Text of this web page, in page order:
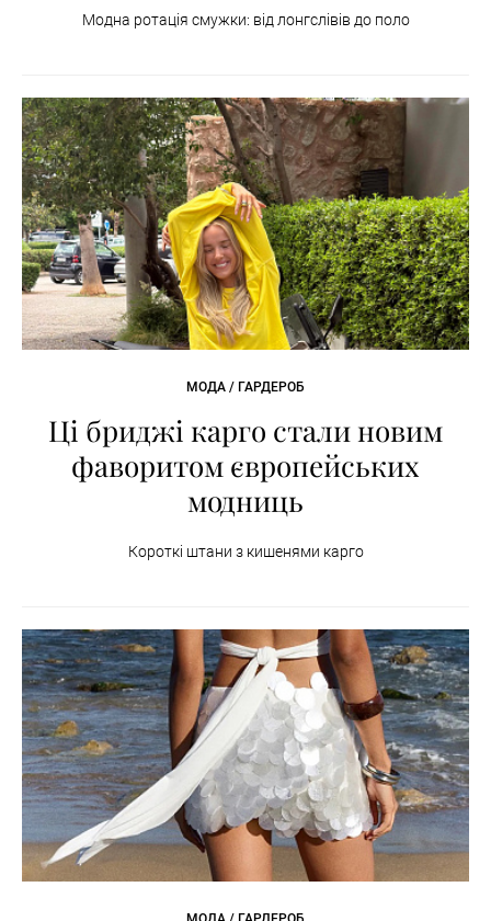
Модна ротація смужки: від лонгслівів до поло
МОДА / ГАРДЕРОБ
Ці бриджі карго стали новим
фаворитом європейських
модниць
Короткі штани з кишенями карго